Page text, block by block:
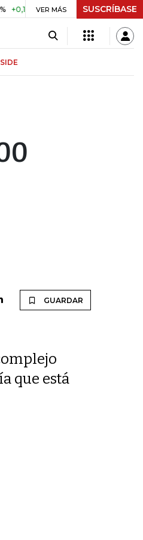
+0,98% UVR $ 416,96 +$
VER MÁS SUSCRÍBASE
GUARDAR
que está